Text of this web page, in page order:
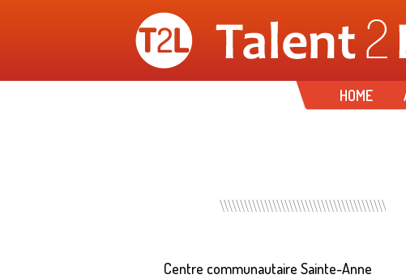
HOME
Centre communautaire Sainte-Anne